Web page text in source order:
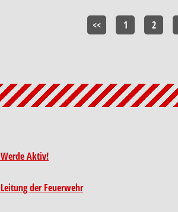
<< 1 2
Werde Aktiv!
Leitung der Feuerwehr